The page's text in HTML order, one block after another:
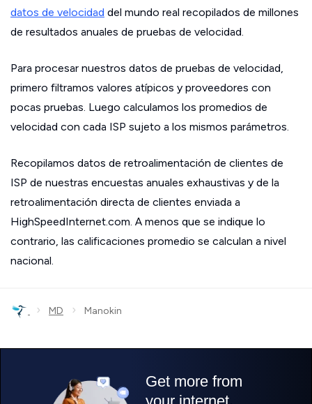
datos de velocidad del mundo real recopilados de millones
de resultados anuales de pruebas de velocidad.
Para procesar nuestros datos de pruebas de velocidad,
primero filtramos valores atípicos y proveedores con
pocas pruebas. Luego calculamos los promedios de
velocidad con cada ISP sujeto a los mismos parámetros.
Recopilamos datos de retroalimentación de clientes de
ISP de nuestras encuestas anuales exhaustivas y de la
retroalimentación directa de clientes enviada a
HighSpeedInternet.com. A menos que se indique lo
contrario, las calificaciones promedio se calculan a nivel
nacional.
› MD › Manokin